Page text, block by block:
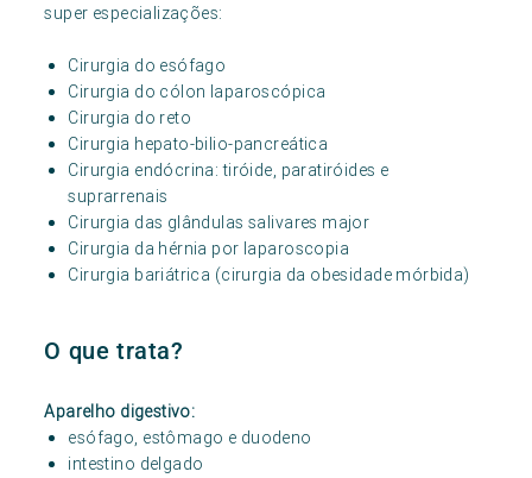
super especializações:
Cirurgia do esófago
Cirurgia do cólon laparoscópica
Cirurgia do reto
Cirurgia hepato-bilio-pancreática
Cirurgia endócrina: tiróide, paratiróides e
suprarrenais
Cirurgia das glândulas salivares major
Cirurgia da hérnia por laparoscopia
Cirurgia bariátrica (cirurgia da obesidade mórbida)
O que trata?
Aparelho digestivo:
esófago, estômago e duodeno
intestino delgado